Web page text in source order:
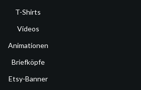
T-Shirts
Videos
Animationen
Briefköpfe
Etsy-Banner